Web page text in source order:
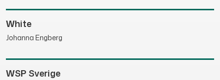
White
Johanna Engberg
WSP Sverige